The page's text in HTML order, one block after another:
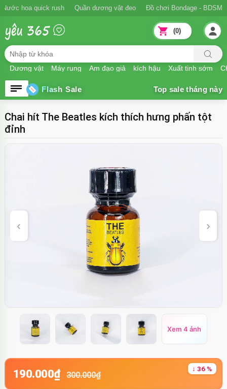
Nước hoa quick rush Quần dương vật đeo Đồ chơi Bondage - BDSM
Dương vật Máy rung Âm đạo giả kích hậu Xuất tinh sớm
(0)
Flash Sale
Chai hít The Beatles kích thích hưng phấn tột
đỉnh
Xem 4 ảnh
190.000₫ 300.000₫
↓ 36 %